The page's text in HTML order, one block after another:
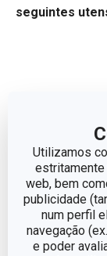
Utilizamos
estritamente
web, bem
publicidade
num perfil
navegação
e poder
seguintes
-16 %